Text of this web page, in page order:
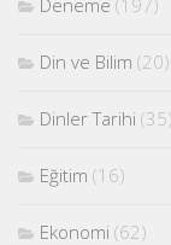
Din ve Bilim (20)
Dinler Tarihi (35)
Eğitim (16)
Ekonomi (62)